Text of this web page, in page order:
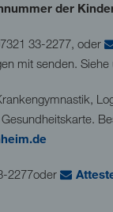
der
33-2277, oder
mit senden. Siehe
m d
2277oder Att st